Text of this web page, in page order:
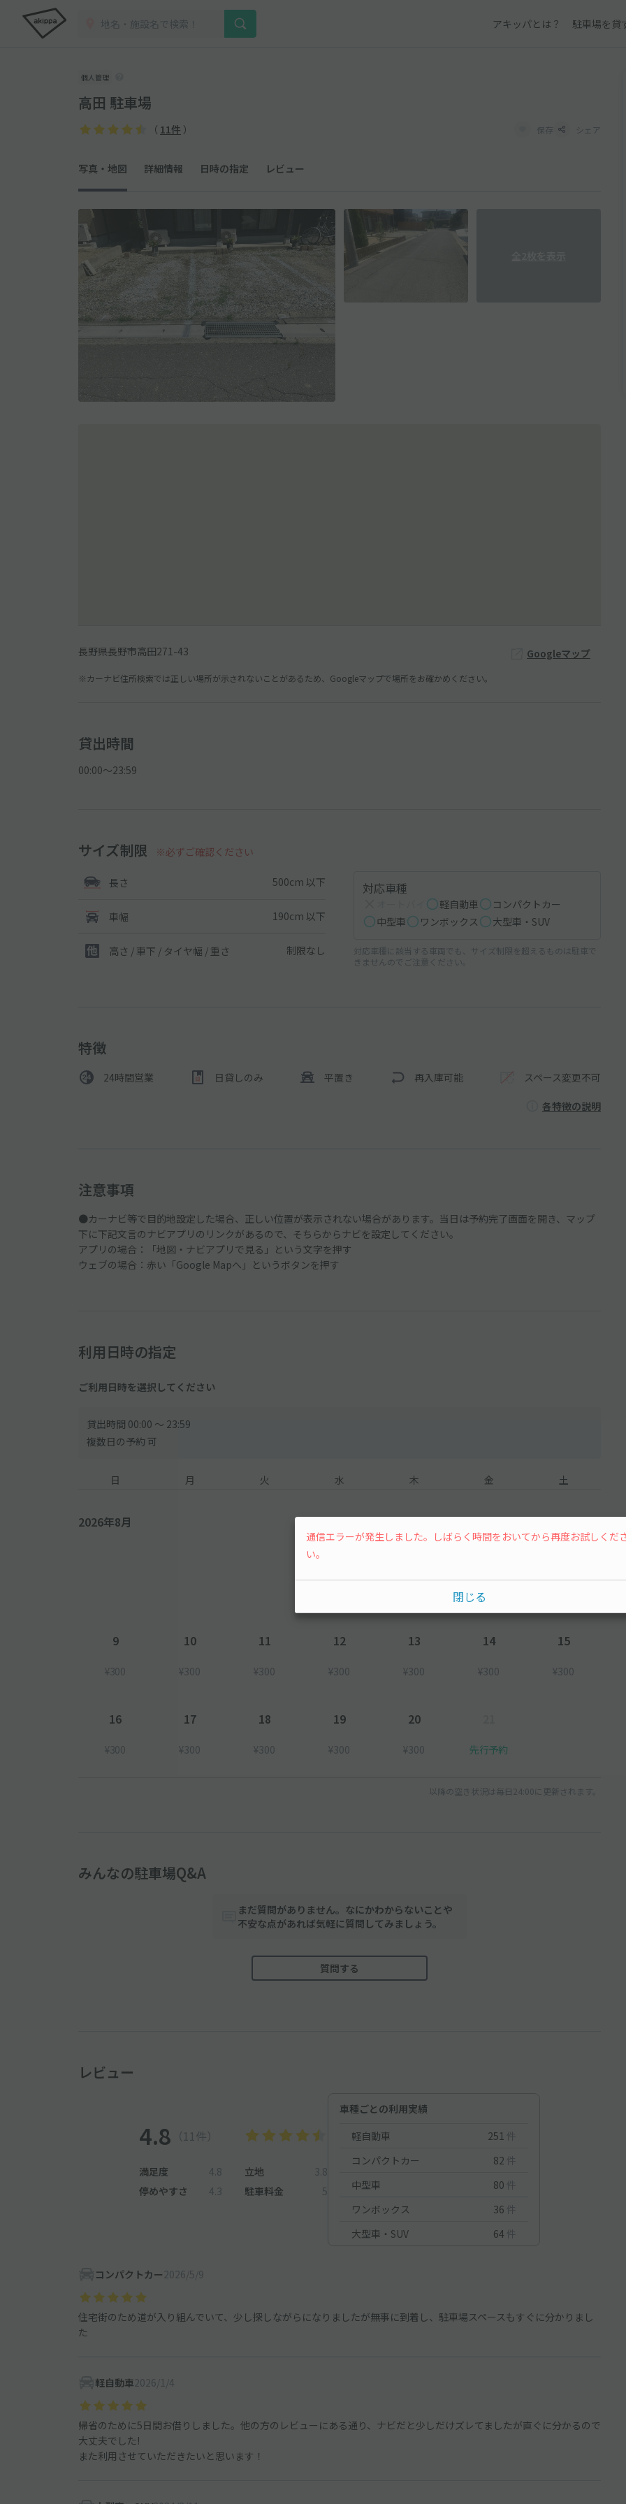
アキッパとは？ 駐車場を貸
個人管理
高田 駐車場
（ 11件 ） 保存 シェア
写真・地図 詳細情報 日時の指定 レビュー
長野県長野市高田271-43 Googleマップ
※カーナビ住所検索では正しい場所が示されないことがあるため、Googleマップで場所をお確かめください。
貸出時間
00:00〜23:59
サイズ制限 ※必ずご確認ください
長さ 500cm 以下
車幅 190cm 以下
高さ / 車下 / タイヤ幅 / 重さ 制限なし
対応車種
軽自動車
コンパクトカー
中型車
ワンボックス 大型車・SUV
対応車種に該当する車両でも、サイズ制限を超えるものは駐車で
きませんのでご注意ください。
特徴
24時間営業 日貸しのみ 平置き 再入庫可能 スペース変更不可
各特徴の説明
注意事項
●カーナビ等で目的地設定した場合、正しい位置が表示されない場合があります。当日は予約完了画面を開き、マップ
下に下記文言のナビアプリのリンクがあるので、そちらからナビを設定してください。
アプリの場合：「地図・ナビアプリで見る」という文字を押す
ウェブの場合：赤い「Google Mapへ」というボタンを押す
利用日時の指定
ご利用日時を選択してください
貸出時間 00:00 〜 23:59
複数日の予約 可
日 月 火 水 木 金 土
2026年8月
¥300
9
¥300
10
¥300
11
¥300
12
¥300
13
¥300
14
¥300
15
¥300
16
¥300
17
¥300
18
¥300
19
¥300
20
¥300 先行予約
以降の空き状況は毎日24:00に更新されます。
みんなの駐車場Q&A
まだ質問がありません。なにかわからないことや
不安な点があれば気軽に質問してみましょう。
質問する
レビュー
4.8 （11件）
満足度 4.8 立地
3.8
停めやすさ
4.3 駐車料金 5
車種ごとの利用実績
軽自動車
251 件
コンパクトカー
82 件
中型車
80 件
ワンボックス
36 件
大型車・SUV
64 件
コンパクトカー 2026/5/9
住宅街のため道が入り組んでいて、少し探しながらになりましたが無事に到着し、駐車場スペースもすぐに分かりまし
た
軽自動車2026/1/4
帰省のために5日間お借りしました。他の方のレビューにある通り、ナビだと少しだけズレてましたが直ぐに分かるので
大丈夫でした!
また利用させていただきたいと思います！
通信エラーが発生しました。しばらく時間をおいてから再度お試しくだ
い。
閉じる